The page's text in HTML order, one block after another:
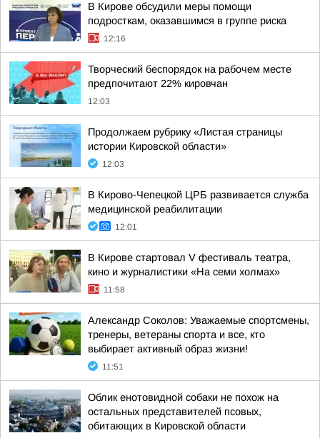
В Кирове обсудили меры помощи
подросткам, оказавшимся в группе риска
12:16
Творческий беспорядок на рабочем месте
предпочитают 22% кировчан
12:03
Продолжаем рубрику «Листая страницы
истории Кировской области»
12:03
В Кирово-Чепецкой ЦРБ развивается служба
медицинской реабилитации
12:01
В Кирове стартовал V фестиваль театра,
кино и журналистики «На семи холмах»
11:58
Александр Соколов: Уважаемые спортсмены,
тренеры, ветераны спорта и все, кто
выбирает активный образ жизни!
11:51
Облик енотовидной собаки не похож на
остальных представителей псовых,
обитающих в Кировской области